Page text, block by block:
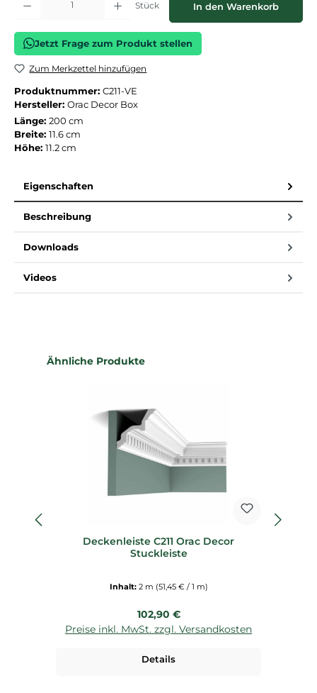
Stück In den Warenkorb
Jetzt Frage zum Produkt stellen
Zum Merkzettel hinzufügen
Produktnummer: C211-VE
Hersteller: Orac Decor Box
Länge: 200 cm
Breite: 11.6 cm
Höhe: 11.2 cm
Eigenschaften
Beschreibung
Downloads
Videos
Produktgalerie überspringen
Ähnliche Produkte
Deckenleiste C211 Orac Decor
Stuckleiste
Inhalt: 2 m (51,45 € / 1 m)
Regulärer Preis:
102,90 €
Preise inkl. MwSt. zzgl. Versandkosten
Details